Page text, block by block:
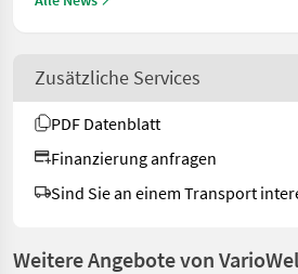
Zusätzliche Services
PDF Datenblatt
Finanzierung anfragen
Sind Sie an einem Transport
Weitere Angebote von